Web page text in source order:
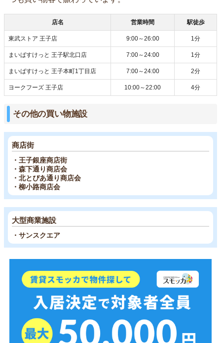
店名 営業時間 駅徒歩
東武ストア 王子店 9:00～26:00 1分
まいばすけっと 王子駅北口店 7:00～24:00 1分
まいばすけっと 王子本町1丁目店 7:00～24:00 2分
ヨークフーズ 王子店 10:00～22:00 4分
その他の買い物施設
商店街
・王子銀座商店街
・森下通り商店会
・北とぴあ通り商店会
・柳小路商店会
大型商業施設
・サンスクエア